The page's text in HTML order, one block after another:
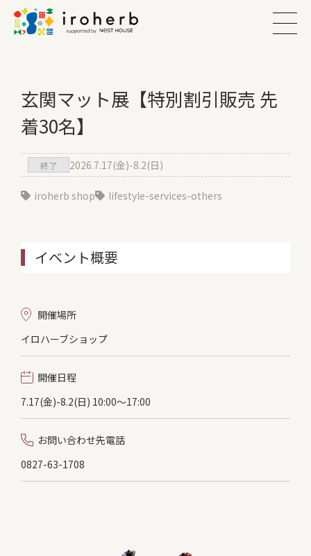
玄関マット展【特別割引販売 先
着30名】
終了 2026.7.17(金)-8.2(日)
iroherb shop lifestyle-services-others
イベント概要
開催場所
イロハーブショップ
開催日程
7.17(金)-8.2(日) 10:00〜17:00
お問い合わせ先電話
0827-63-1708